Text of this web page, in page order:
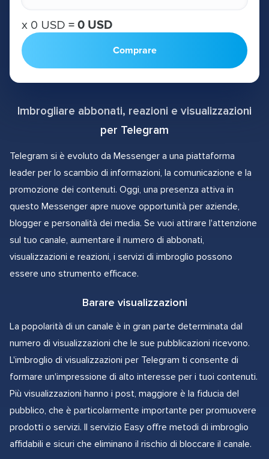
х 0 USD = 0 USD
Comprare
Imbrogliare abbonati, reazioni e visualizzazioni
per Telegram
Telegram si è evoluto da Messenger a una piattaforma
leader per lo scambio di informazioni, la comunicazione e la
promozione dei contenuti. Oggi, una presenza attiva in
questo Messenger apre nuove opportunità per aziende,
blogger e personalità dei media. Se vuoi attirare l'attenzione
sul tuo canale, aumentare il numero di abbonati,
visualizzazioni e reazioni, i servizi di imbroglio possono
essere uno strumento efficace.
Barare visualizzazioni
La popolarità di un canale è in gran parte determinata dal
numero di visualizzazioni che le sue pubblicazioni ricevono.
L'imbroglio di visualizzazioni per Telegram ti consente di
formare un'impressione di alto interesse per i tuoi contenuti.
Più visualizzazioni hanno i post, maggiore è la fiducia del
pubblico, che è particolarmente importante per promuovere
prodotti o servizi. Il servizio Easy offre metodi di imbroglio
affidabili e sicuri che eliminano il rischio di bloccare il canale.